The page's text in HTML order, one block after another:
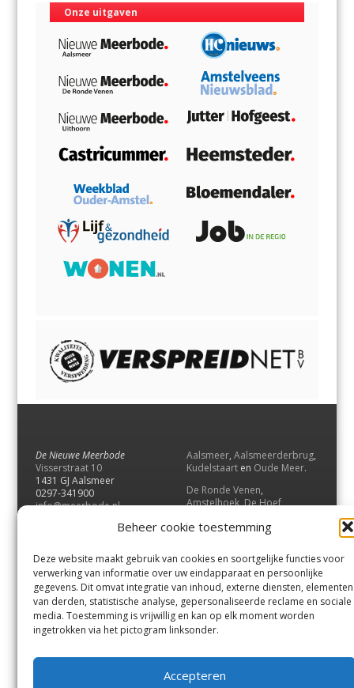
Beheer cookie toestemming
Deze website maakt gebruik van cookies en soortgelijke functies voor
verwerking van informatie over uw eindapparaat en persoonlijke
gegevens. Dit omvat integratie van inhoud, externe diensten, elementen
van derden, statistische analyse, gepersonaliseerde reclame en sociale
media. Toestemming is vrijwillig en kan op elk moment worden
ingetrokken via het pictogram linksonder.
Accepteren
Onze uitgaven
De Nieuwe Meerbode
Visserstraat 10
1431 GJ Aalsmeer
0297-341900
info@meerbode.nl
Aalsmeer, Aalsmeerderbrug,
Kudelstaart en Oude Meer.
De Ronde Venen,
Amstelhoek,De Hoef,
Vrouwenakker,Waverveen
UithoornenDe Kwakel.
Contact
Andere uitgaven
Bezorgklacht
Vacatures
Voorwaarden
Privacyverklaring